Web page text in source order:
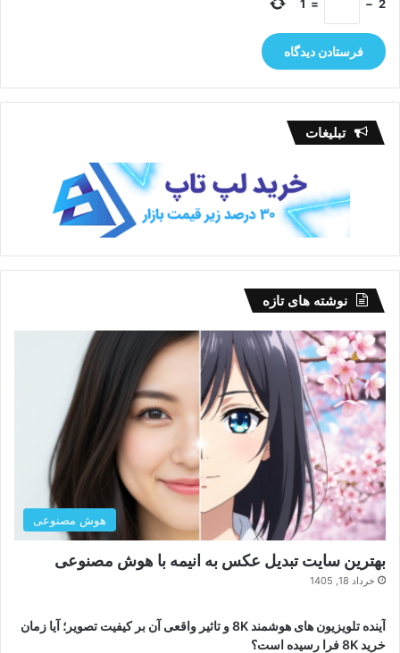
2
−
=
1
تبلیغات
نوشته های تازه
هوش مصنوعی
بهترین سایت تبدیل عکس به انیمه با هوش مصنوعی
خرداد 18, 1405
آینده تلویزیون های هوشمند 8K و تاثیر واقعی آن بر کیفیت تصویر؛ آیا زمان
خرید 8K فرا رسیده است؟